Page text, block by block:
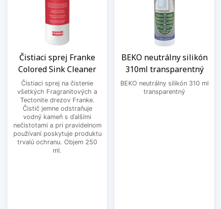
Čistiaci sprej Franke
Colored Sink Cleaner
Čistiaci sprej na čistenie
všetkých Fragranitových a
Tectonite drezov Franke.
Čistič jemne odstraňuje
vodný kameň s ďalšími
nečistotami a pri pravidelnom
používaní poskytuje produktu
trvalú ochranu. Objem 250
ml.
BEKO neutrálny silikón
310ml transparentný
BEKO neutrálny silikón 310 ml
transparentný